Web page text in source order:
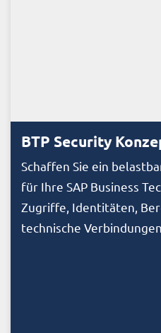
BTP Security
Schaffen Sie ein
für Ihre SAP Business
Zugriffe, Identitäten,
technische